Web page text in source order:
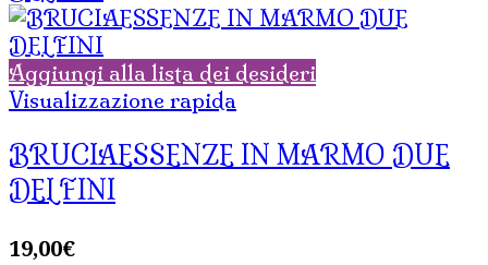
Aggiungi alla lista dei desideri
Visualizzazione rapida
BRUCIAESSENZE IN MARMO DUE
DELFINI
19,00€